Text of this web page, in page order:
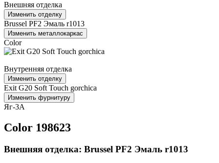
Внешняя отделка
Изменить отделку
Brussel PF2 Эмаль r1013
Изменить металлокаркас
Color
Внутренняя отделка
Изменить отделку
Exit G20 Soft Touch gorchica
Изменить фурнитуру
Яг-3А
Color 198623
Внешняя отделка: Brussel PF2 Эмаль r1013